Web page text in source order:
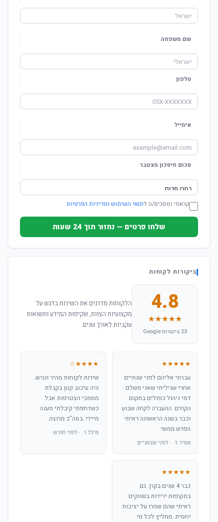
שם משפחה
טלפון
אימייל
סכום חיסכון מצטבר
קראתי ומסכים/ה לתנאי השימוש ומדיניות הפרטיות
שלחו פרטים — נחזור תוך 24 שעות
ביקורות לקוחות
4.8
★★★★★
23 ביקורות Google
הלקוחות מדרגים את השירות בדגש על
מקצועיות הצוות, שקיפות המידע ותשואות
עקביות לאורך שנים.
★★★★★
עברתי אליהם לפני שנתיים
אחרי שגיליתי שאני משלם
דמי ניהול כפולים במקום
הקודם. ההעברה לקחה שבוע
וכבר בשנה הראשונה ראיתי
הפרש ממשי.
אמיר ד. · לפני שבועיים
★★★★☆
שירות לקוחות מהיר ונגיש.
היה עיכוב קטן בקבלת
מסמכי הצטרפות אבל
כשדחפתי קיבלתי מענה
מיידי. בסה"כ מרוצה.
מיכל ר. · לפני חודש
★★★★★
כבר 4 שנים בקרן. גם
בתקופות ירידות בשווקים
ראיתי שהם שמרו על יציבות
יחסית. ממליץ לכל מי